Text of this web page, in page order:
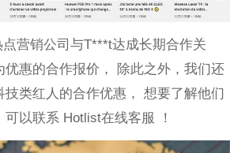
营销公司 与T***t达成长期合作关
惠的合作报价，
除此之外，我们还
类红人的合作优惠，
想要了解他们
可以联系 Hotlist在线客服 ！